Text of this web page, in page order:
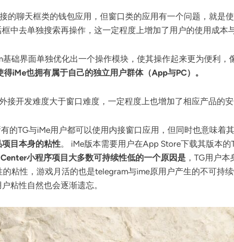
的聊天框类的钱包应用，但窗口类的应用有一个问题，就是
中去单独搜索再操作，这一定程度上增加了用户的使用成本
础界面单独优化出一个操作模块，使其操作起来更为便利
得iMe也拥有属于自己的独立用户群体（App与PC）。
接开发难度大于窗口难度，一定程度上也增加了相应产品的
的TG与iMe用户都可以使用内接窗口应用，但同时也意味着
目本身的粘性。 iMe版本需要用户在App Store下载其版本
小程序项目大多数可持续性低的一个原因是 ，TG用户
粘性，游戏月活的也是telegram与ime原用户产生的不可持
粘性自然也会逐渐遗忘。